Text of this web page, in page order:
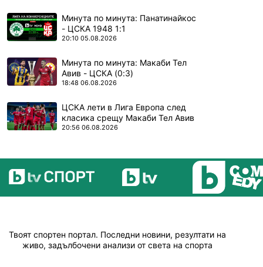
Минута по минута: Панатинайкос
- ЦСКА 1948 1:1
20:10 05.08.2026
Минута по минута: Макаби Тел
Авив - ЦСКА (0:3)
18:48 06.08.2026
ЦСКА лети в Лига Европа след
класика срещу Макаби Тел Авив
20:56 06.08.2026
Твоят спортен портал. Последни новини, резултати на
живо, задълбочени анализи от света на спорта